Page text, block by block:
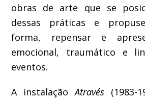
obras de arte que se
dessas práticas e
forma, repensar e
emocional, traumático e
eventos.
A instalaçãoAtravés (1983-